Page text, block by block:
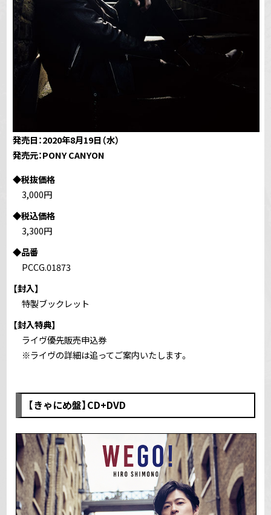
発売日：2020年8月19日（水）
発売元：PONY CANYON
◆税抜価格
3,000円
◆税込価格
3,300円
◆品番
PCCG.01873
【封入】
特製ブックレット
【封入特典】
ライヴ優先販売申込券
※ライヴの詳細は追ってご案内いたします。
【きゃにめ盤】CD+DVD